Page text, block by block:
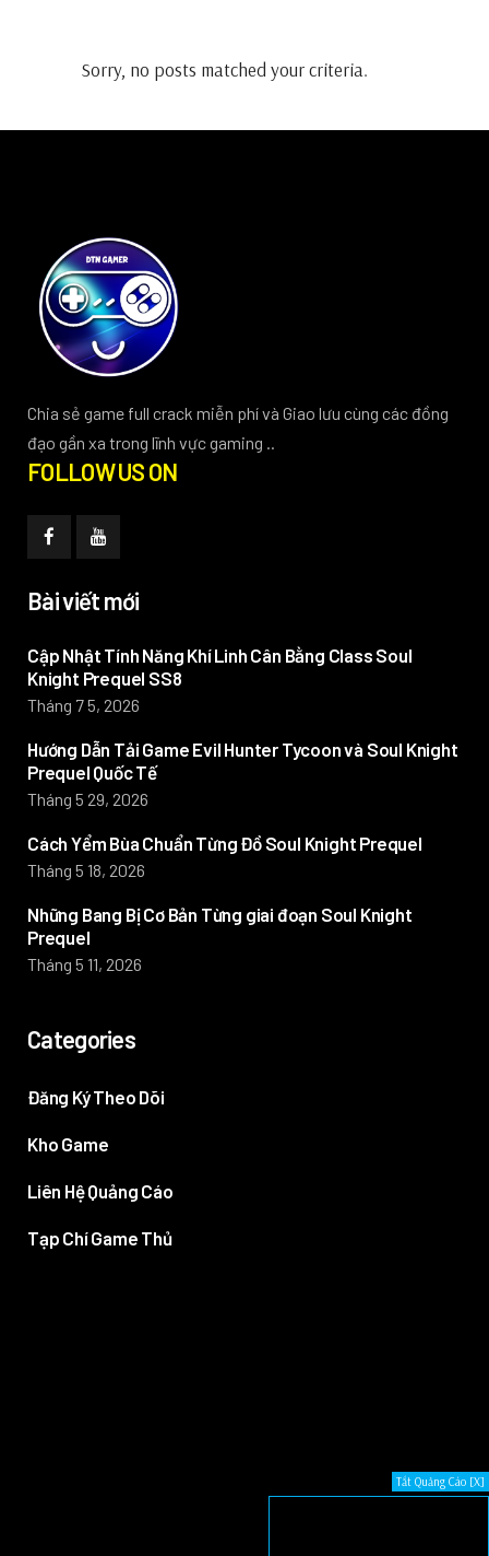
Sorry, no posts matched your criteria.
Chia sẻ game full crack miễn phí và Giao lưu cùng các đồng
đạo gần xa trong lĩnh vực gaming ..
FOLLOW US ON
Bài viết mới
Cập Nhật Tính Năng Khí Linh Cân Bằng Class Soul
Knight Prequel SS8
Tháng 7 5, 2026
Hướng Dẫn Tải Game Evil Hunter Tycoon và Soul Knight
Prequel Quốc Tế
Tháng 5 29, 2026
Cách Yểm Bùa Chuẩn Từng Đồ Soul Knight Prequel
Tháng 5 18, 2026
Những Bang Bị Cơ Bản Từng giai đoạn Soul Knight
Prequel
Tháng 5 11, 2026
Categories
Đăng Ký Theo Dõi
Kho Game
Liên Hệ Quảng Cáo
Tạp Chí Game Thủ
Tắt Quảng Cáo [X]